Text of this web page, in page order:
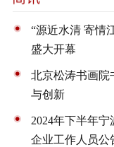
“源近水清 寄情
盛大开幕
北京松涛书画院
与创新
2024年下半年
企业工作人员公